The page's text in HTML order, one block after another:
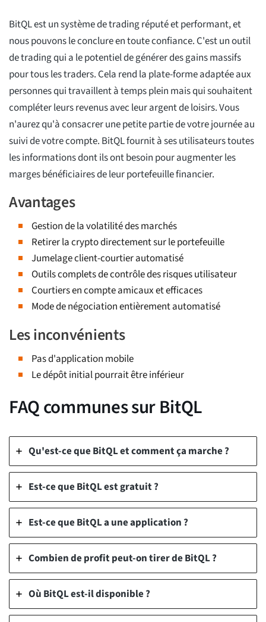
BitQL est un système de trading réputé et performant, et
nous pouvons le conclure en toute confiance. C'est un outil
de trading qui a le potentiel de générer des gains massifs
pour tous les traders. Cela rend la plate-forme adaptée aux
personnes qui travaillent à temps plein mais qui souhaitent
compléter leurs revenus avec leur argent de loisirs. Vous
n'aurez qu'à consacrer une petite partie de votre journée au
suivi de votre compte. BitQL fournit à ses utilisateurs toutes
les informations dont ils ont besoin pour augmenter les
marges bénéficiaires de leur portefeuille financier.
Avantages
Gestion de la volatilité des marchés
Retirer la crypto directement sur le portefeuille
Jumelage client-courtier automatisé
Outils complets de contrôle des risques utilisateur
Courtiers en compte amicaux et efficaces
Mode de négociation entièrement automatisé
Les inconvénients
Pas d'application mobile
Le dépôt initial pourrait être inférieur
FAQ communes sur BitQL
Qu'est-ce que BitQL et comment ça marche ?
Est-ce que BitQL est gratuit ?
Est-ce que BitQL a une application ?
Combien de profit peut-on tirer de BitQL ?
Où BitQL est-il disponible ?